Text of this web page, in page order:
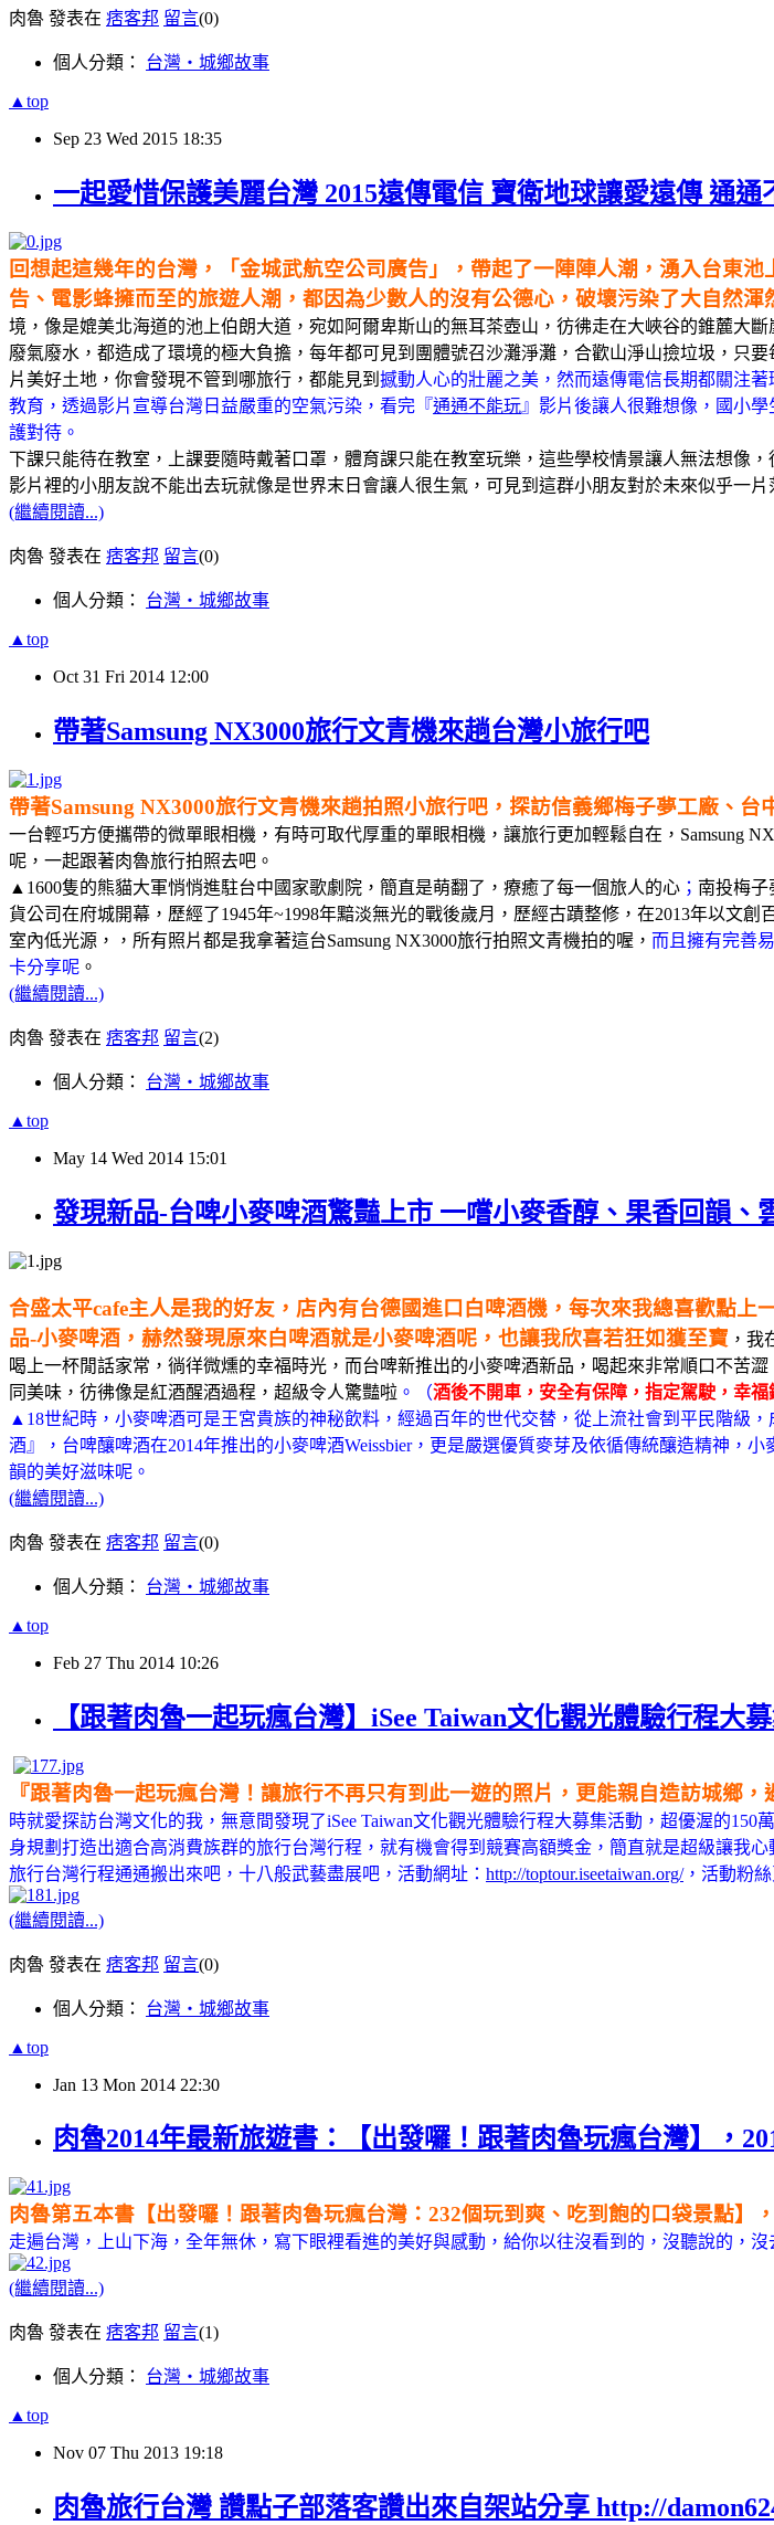
肉魯 發表在 痞客邦 留言(0)
個人分類： 台灣‧城鄉故事
▲top
Sep 23 Wed 2015 18:35
一起愛惜保護美麗台灣 2015遠傳電信 寶衛地球讓愛遠傳 通通
回想起這幾年的台灣，「金城武航空公司廣告」，帶起了一陣陣人潮，湧入台東
告、電影蜂擁而至的旅遊人潮，都因為少數人的沒有公德心，破壞污染了大自然渾
境，像是媲美北海道的池上伯朗大道，宛如阿爾卑斯山的無耳茶壺山，彷彿走在大峽谷的錐麓大
廢氣廢水，都造成了環境的極大負擔，每年都可見到團體號召沙灘淨灘，合歡山淨山撿垃圾，只
片美好土地，你會發現不管到哪旅行，都能見到 撼動人心的壯麗之美，然而遠傳電信長期都關注
教育，透過影片宣導台灣日益嚴重的空氣污染，看完『通通不能玩』影片後讓人很難想像，國小
護對待。
下課只能待在教室，上課要隨時戴著口罩，體育課只能在教室玩樂，這些學校情景讓人無法想像，
影片裡的小朋友說不能出去玩就像是世界末日會讓人很生氣，可見到這群小朋友對於未來似乎一
(繼續閱讀...)
肉魯 發表在 痞客邦 留言(0)
個人分類： 台灣‧城鄉故事
▲top
Oct 31 Fri 2014 12:00
帶著Samsung NX3000旅行文青機來趟台灣小旅行吧
帶著Samsung NX3000旅行文青機來趟拍照小旅行吧，探訪信義鄉梅子夢工廠、
一台輕巧方便攜帶的微單眼相機，有時可取代厚重的單眼相機，讓旅行更加輕鬆自在，Samsung
呢，一起跟著肉魯旅行拍照去吧。
▲1600隻的熊貓大軍悄悄進駐台中國家歌劇院，簡直是萌翻了，療癒了每一個旅人的心 ； 南投梅子
貨公司在府城開幕，歷經了1945年~1998年黯淡無光的戰後歲月，歷經古蹟整修，在2013年以文
室內低光源，，所有照片都是我拿著這台Samsung NX3000旅行拍照文青機拍的喔， 而且擁有完善
卡分享呢 。
(繼續閱讀...)
肉魯 發表在 痞客邦 留言(2)
個人分類： 台灣‧城鄉故事
▲top
May 14 Wed 2014 15:01
發現新品-台啤小麥啤酒驚豔上市 一嚐小麥香醇、果香回韻、
合盛太平cafe主人是我的好友，店內有台德國進口白啤酒機，每次來我總喜歡點
品-小麥啤酒，赫然發現原來白啤酒就是小麥啤酒呢，也讓我欣喜若狂如獲至寶 ，我
喝上一杯閒話家常，徜徉微燻的幸福時光，而台啤新推出的小麥啤酒新品，喝起來非常順口不苦
同美味，彷彿像是紅酒醒酒過程，超級令人驚豔啦 。 （酒後不開車，安全有保障，指定駕駛，幸福
▲18世紀時，小麥啤酒可是王宮貴族的神秘飲料，經過百年的世代交替，從上流社會到平民階級
酒』，台啤釀啤酒在2014年推出的小麥啤酒Weissbier，更是嚴選優質麥芽及依循傳統釀造精神，
韻的美好滋味呢。
(繼續閱讀...)
肉魯 發表在 痞客邦 留言(0)
個人分類： 台灣‧城鄉故事
▲top
Feb 27 Thu 2014 10:26
【跟著肉魯一起玩瘋台灣】iSee Taiwan文化觀光體驗行程大
『跟著肉魯一起玩瘋台灣！讓旅行不再只有到此一遊的照片，更能親自造訪城鄉
時就愛探訪台灣文化的我，無意間發現了iSee Taiwan文化觀光體驗行程大募集活動，超優渥的
身規劃打造出適合高消費族群的旅行台灣行程，就有機會得到競賽高額獎金 ，簡直就是超級讓我心
旅行台灣行程通通搬出來吧 ，十八般武藝盡展吧 ，活動網址： http://toptour.iseetaiwan.org/，活動粉絲
(繼續閱讀...)
肉魯 發表在 痞客邦 留言(0)
個人分類： 台灣‧城鄉故事
▲top
Jan 13 Mon 2014 22:30
肉魯2014年最新旅遊書：【出發囉！跟著肉魯玩瘋台灣】，
肉魯第五本書【出發囉！跟著肉魯玩瘋台灣：232個玩到爽、吃到飽的口袋景點】
走遍台灣，上山下海，全年無休，寫下眼裡看進的美好與感動，給你以往沒看到的，沒聽說的，
(繼續閱讀...)
肉魯 發表在 痞客邦 留言(1)
個人分類： 台灣‧城鄉故事
▲top
Nov 07 Thu 2013 19:18
肉魯旅行台灣 讚點子部落客讚出來自架站分享 http://